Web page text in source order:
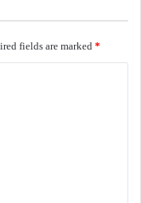
fields are marked *